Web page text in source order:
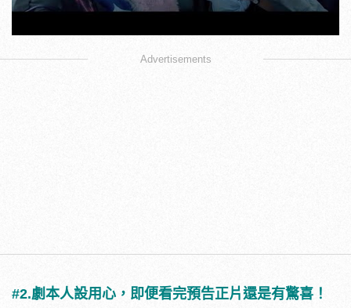
Advertisements
#2.劇本人設用心，即便看完預告正片還是有驚喜！